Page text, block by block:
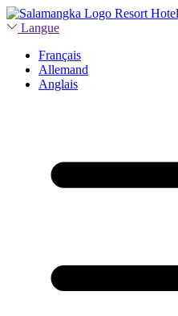
Langue
Français
Allemand
Anglais